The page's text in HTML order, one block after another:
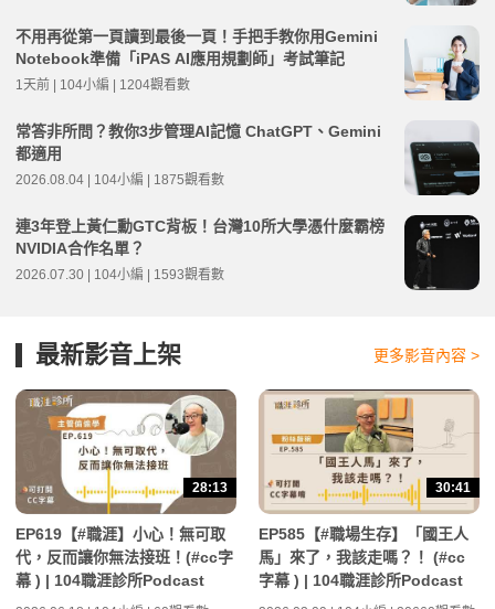
不用再從第一頁讀到最後一頁！手把手教你用Gemini
Notebook準備「iPAS AI應用規劃師」考試筆記
1天前 | 104小編 | 1204觀看數
常答非所問？教你3步管理AI記憶 ChatGPT、Gemini
都適用
2026.08.04 | 104小編 | 1875觀看數
連3年登上黃仁勳GTC背板！台灣10所大學憑什麼霸榜
NVIDIA合作名單？
2026.07.30 | 104小編 | 1593觀看數
最新影音上架 更多影音內容 >
28:13
EP619【#職涯】小心！無可取
代，反而讓你無法接班！(#cc字
幕 ) | 104職涯診所Podcast
30:41
EP585【#職場生存】「國王人
馬」來了，我該走嗎？！ (#cc
字幕 ) | 104職涯診所Podcast